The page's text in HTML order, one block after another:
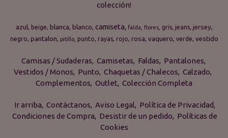
colección!
azul beige blanca blanco camiseta falda flores gris jeans jersey
negro pantalon pitillo punto rayas rojo rosa vaquero verde vestido
Camisas / Sudaderas Camisetas Faldas
Pantalones
Vestidos / Monos
Punto Chaquetas / Chalecos Calzado
Complementos Outlet Colección Completa
Ir arriba Contáctanos Aviso Legal
Política de Privacidad
Condiciones de Compra
Desistir de un pedido
Políticas de
Cookies